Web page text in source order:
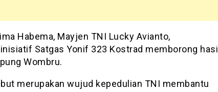
Habema, Mayjen TNI Lucky Avianto,
Satgas Yonif 323 Kostrad memborong hasil
Wombru.
merupakan wujud kepedulian TNI membantu